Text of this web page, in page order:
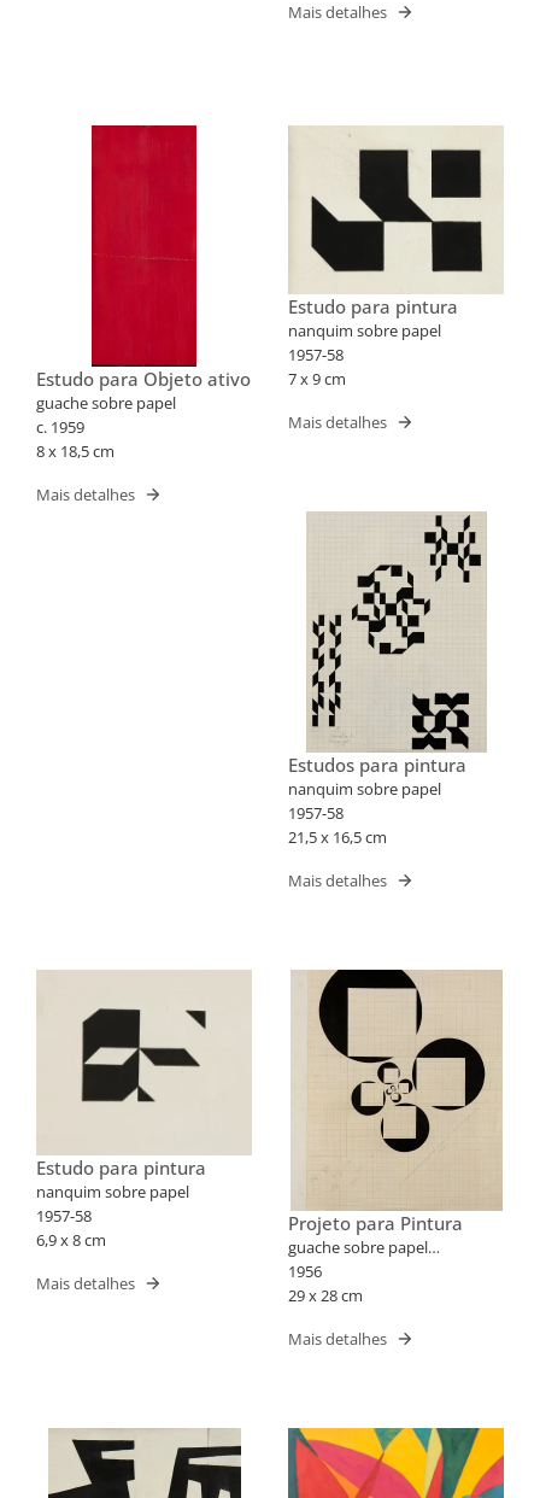
Mais detalhes
Estudo para Objeto ativo
guache sobre papel
c. 1959
8 x 18,5 cm
Mais detalhes
Estudo para pintura
nanquim sobre papel
1957-58
7 x 9 cm
Mais detalhes
Estudos para pintura
nanquim sobre papel
1957-58
21,5 x 16,5 cm
Mais detalhes
Estudo para pintura
nanquim sobre papel
1957-58
6,9 x 8 cm
Mais detalhes
Projeto para Pintura
guache sobre papel
milimetrado
1956
29 x 28 cm
Mais detalhes